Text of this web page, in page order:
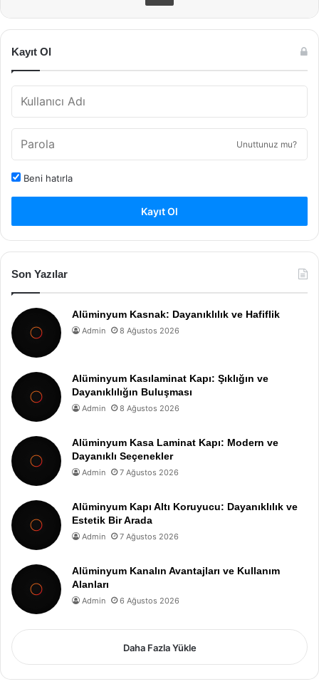
Kayıt Ol
Unuttunuz mu?
Beni hatırla
Kayıt Ol
Son Yazılar
Alüminyum Kasnak: Dayanıklılık ve Hafiflik
Admin 8 Ağustos 2026
Alüminyum Kasılaminat Kapı: Şıklığın ve
Dayanıklılığın Buluşması
Admin 8 Ağustos 2026
Alüminyum Kasa Laminat Kapı: Modern ve
Dayanıklı Seçenekler
Admin 7 Ağustos 2026
Alüminyum Kapı Altı Koruyucu: Dayanıklılık ve
Estetik Bir Arada
Admin 7 Ağustos 2026
Alüminyum Kanalın Avantajları ve Kullanım
Alanları
Admin 6 Ağustos 2026
Daha Fazla Yükle